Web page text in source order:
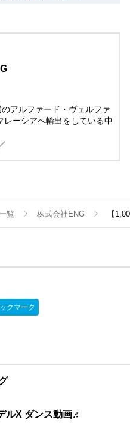
アルファード・ヴェルファ
レーシアへ輸出をしている中
る為、余計な中間費用が発
に車両の持ち込みは不要で
覧 株式会社ENG 【
クマーク
ルX ダンス動画♬